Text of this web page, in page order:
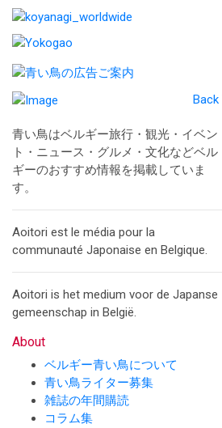
Back
青い鳥はベルギー旅行・観光・イベン
ト・ニュース・グルメ・文化などベル
ギーのおすすめ情報を掲載していま
す。
Aoitori est le média pour la
communauté Japonaise en Belgique.
Aoitori is het medium voor de Japanse
gemeenschap in België.
About
ベルギー青い鳥について
青い鳥ライター募集
雑誌の年間購読
コラム集